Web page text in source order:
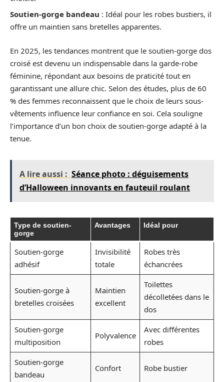
Soutien-gorge bandeau : Idéal pour les robes bustiers, il
offre un maintien sans bretelles apparentes.
En 2025, les tendances montrent que le soutien-gorge dos
croisé est devenu un indispensable dans la garde-robe
féminine, répondant aux besoins de praticité tout en
garantissant une allure chic. Selon des études, plus de 60
% des femmes reconnaissent que le choix de leurs sous-
vêtements influence leur confiance en soi. Cela souligne
l’importance d’un bon choix de soutien-gorge adapté à la
tenue.
A lire aussi : Séance photo : déguisements
d’Halloween innovants en fauteuil roulant
Type de soutien-
gorge
Avantages Idéal pour
Soutien-gorge
adhésif
Invisibilité
totale
Robes très
échancrées
Soutien-gorge à
bretelles croisées
Maintien
excellent
Toilettes
décolletées dans le
dos
Soutien-gorge
multiposition
Polyvalence
Avec différentes
robes
Soutien-gorge
bandeau
Confort Robe bustier